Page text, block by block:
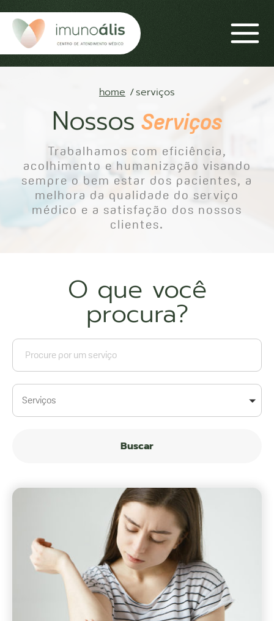
home serviços
NossosServiços
Trabalhamos com eficiência,
acolhimento e humanização visando
sempre o bem estar dos pacientes, a
melhora da qualidade do serviço
médico e a satisfação dos nossos
clientes.
O que você
procura?
Serviços
Buscar